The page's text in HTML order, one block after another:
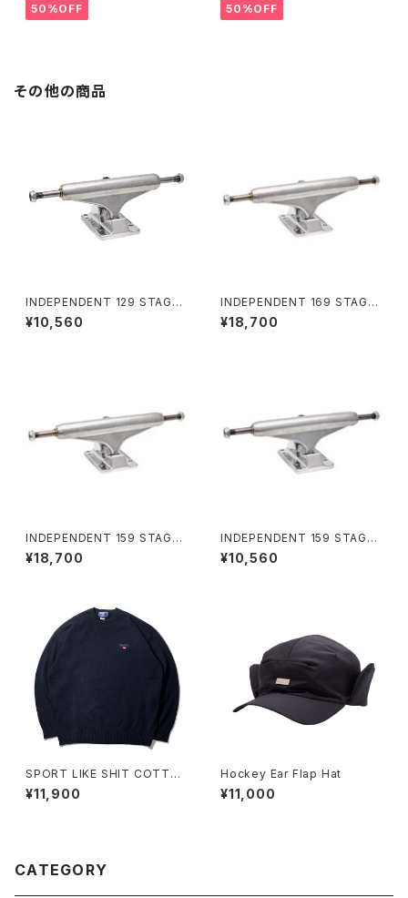
50%OFF 50%OFF
その他の商品
INDEPENDENT 129 STAGE
11 POLISHED SKATEBOARD
TRUCKS インディペンデント 1
¥10,560
INDEPENDENT 169 STAGE
11 FORGED TITANIUM STA
NDARD SKATEBOARD TRU
¥18,700
INDEPENDENT 159 STAGE
11 FORGED TITANIUM STA
NDARD SKATEBOARD TRU
スタンダード スケートボード ト
¥18,700
INDEPENDENT 159 STAGE
11 POLISHED SKATEBOARD
TRUCKS インディペンデント 1
¥10,560
SPORT LIKE SHIT COTTO
N CREWNECK SWEATER
¥11,900
Hockey Ear Flap Hat
¥11,000
CATEGORY